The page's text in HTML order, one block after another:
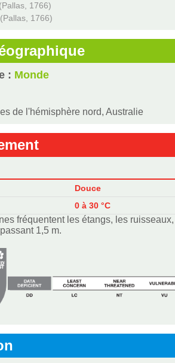
(Pallas, 1766)
(Pallas, 1766)
: Monde
de l'hémisphère nord, Australie
Douce
0 à 30 °C
fréquentent les étangs, les
1,5 m.